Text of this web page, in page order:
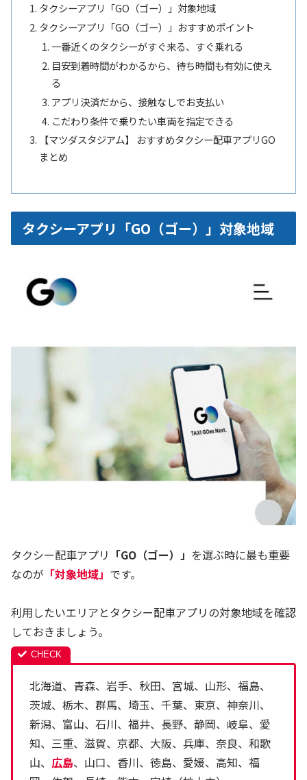
タクシーアプリ「GO（ゴー）」対象地域
タクシーアプリ「GO（ゴー）」おすすめポイント
一番近くのタクシーがすぐ来る、すぐ乗れる
目安到着時間がわかるから、待ち時間も有効に使え
る
アプリ決済だから、接触なしでお支払い
こだわり条件で乗りたい車両を指定できる
【マツダスタジアム】 おすすめタクシー配車アプリGO
まとめ
タクシーアプリ「GO（ゴー）」対象地域
タクシー配車アプリ 「GO（ゴー）」 を選ぶ時に最も重要
なのが 「対象地域」 です。
利用したいエリアとタクシー配車アプリの対象地域を確認
しておきましょう。
北海道、青森、岩手、秋田、宮城、山形、福島、
茨城、栃木、群馬、埼玉、千葉、東京、神奈川、
新潟、富山、石川、福井、長野、静岡、岐阜、愛
知、三重、滋賀、京都、大阪、兵庫、奈良、和歌
山、 広島、山口、香川、徳島、愛媛、高知、福